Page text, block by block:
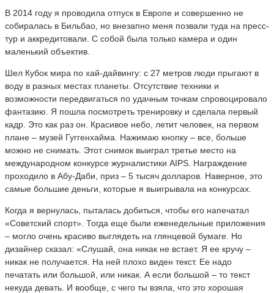
В 2014 году я проводила отпуск в Европе и совершенно не
собиралась в Бильбао, но внезапно меня позвали туда на пресс-
тур и аккредитовали. С собой была только камера и один
маленький объектив.
Шел Кубок мира по хай-дайвингу: с 27 метров люди прыгают в
воду в разных местах планеты. Отсутствие техники и
возможности передвигаться по удачным точкам спровоцировало
фантазию. Я пошла посмотреть тренировку и сделала первый
кадр. Это как раз он. Красивое небо, летит человек, на первом
плане – музей Гуггенхайма. Нажимаю кнопку – все, больше
можно не снимать. Этот снимок выиграл третье место на
международном конкурсе журналистики AIPS. Награждение
проходило в Абу-Даби, приз – 5 тысяч долларов. Наверное, это
самые большие деньги, которые я выигрывала на конкурсах.
Когда я вернулась, пыталась добиться, чтобы его напечатал
«Советский спорт». Тогда еще были еженедельные приложения
– могло очень красиво выглядеть на глянцевой бумаге. Но
дизайнер сказал: «Слушай, она никак не встает. Я ее кручу –
никак не получается. На ней плохо виден текст. Ее надо
печатать или большой, или никак. А если большой – то текст
некуда девать. И вообще, с чего ты взяла, что это хорошая